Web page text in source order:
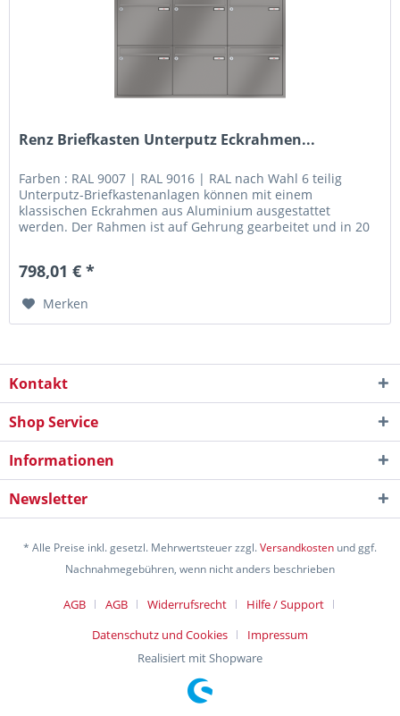
Renz Briefkasten Unterputz Eckrahmen...
Farben : RAL 9007 | RAL 9016 | RAL nach Wahl 6 teilig
Unterputz-Briefkastenanlagen können mit einem
klassischen Eckrahmen aus Aluminium ausgestattet
werden. Der Rahmen ist auf Gehrung gearbeitet und in 20
798,01 € *
Merken
Kontakt
Shop Service
Informationen
Newsletter
* Alle Preise inkl. gesetzl. Mehrwertsteuer zzgl.Versandkosten und ggf.
Nachnahmegebühren, wenn nicht anders beschrieben
AGB AGB Widerrufsrecht
Hilfe / Support
Datenschutz und Cookies
Impressum
Realisiert mit Shopware